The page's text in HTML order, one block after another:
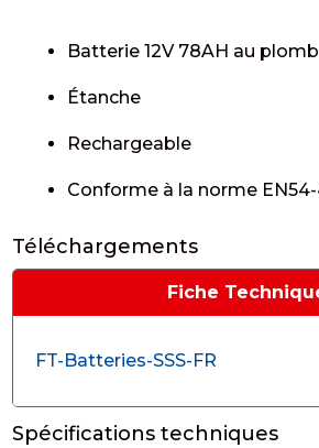
Batterie 12V 78AH au plomb
Étanche
Rechargeable
Conforme à la norme
Téléchargements
Fiche
FT-Batteries-SSS-FR
Spécifications techniques